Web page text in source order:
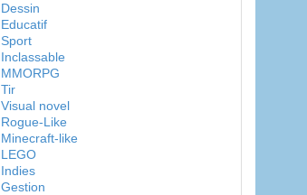
Dessin
Educatif
Sport
Inclassable
MMORPG
Tir
Visual novel
Rogue-Like
Minecraft-like
LEGO
Indies
Gestion